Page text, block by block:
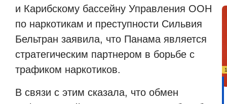
и Карибскому бассейну Управления ООН
по наркотикам и преступности Сильвия
Бельтран заявила, что Панама является
стратегическим партнером в борьбе с
трафиком наркотиков.
В связи с этим сказала, что обмен